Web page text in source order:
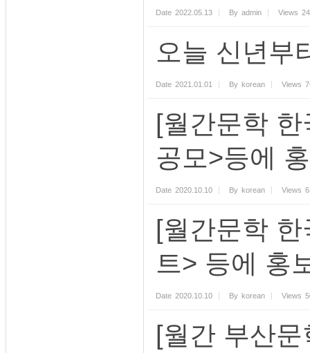
Date 2022.05.13 By admin Views
오늘 신년부
Date 2021.01.01 By korean Views
[월간문학
공모>등에
Date 2020.10.10 By korean Views
[월간문학
트> 등에 홍
Date 2020.10.10 By korean Views
[월간 부산